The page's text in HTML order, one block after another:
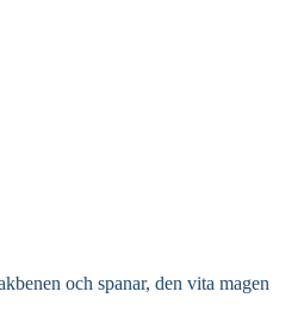
och spanar, den vita magen